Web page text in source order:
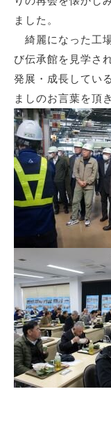
ました。
綺麗になった工
び伝承館を見学さ
発展・成長してい
ましのお言葉を頂